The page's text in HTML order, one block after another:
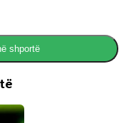
shportë